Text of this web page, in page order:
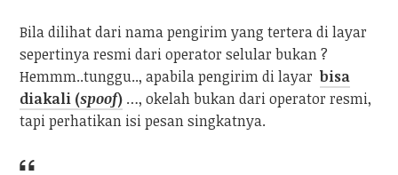
Bila dilihat dari nama pengirim yang tertera di layar
sepertinya resmi dari operator selular bukan ?
Hemmm..tunggu.., apabila pengirim di layar bisa
diakali (spoof) …, okelah bukan dari operator resmi,
tapi perhatikan isi pesan singkatnya.